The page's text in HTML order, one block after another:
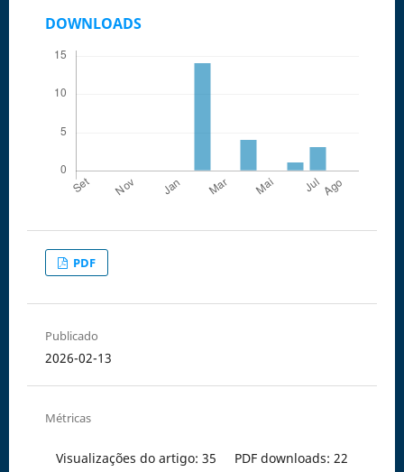
DOWNLOADS
PDF
Publicado
2026-02-13
Métricas
Visualizações do artigo: 35 PDF downloads: 22